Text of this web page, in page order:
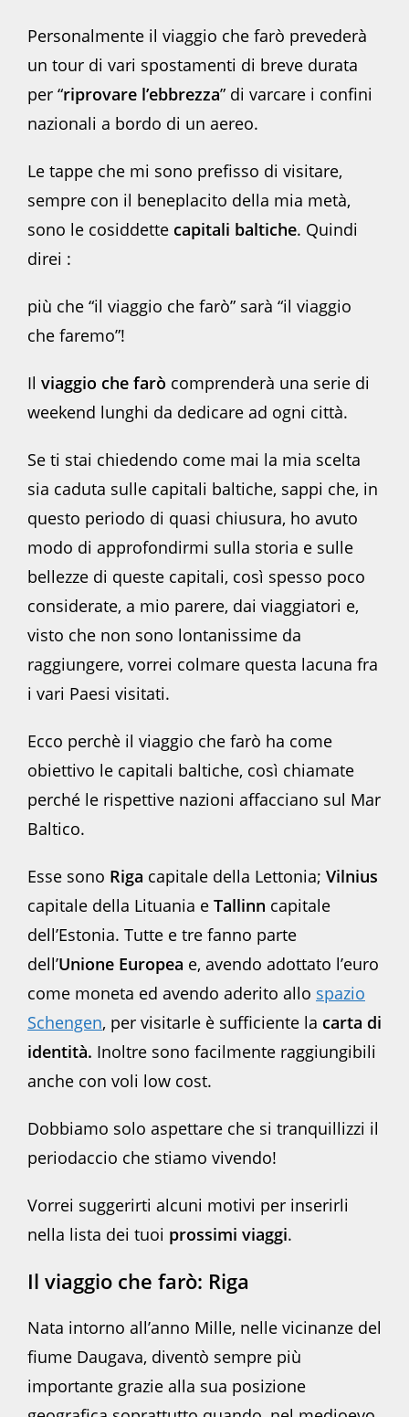
Personalmente il viaggio che farò prevederà
un tour di vari spostamenti di breve durata
per “riprovare l’ebbrezza” di varcare i confini
nazionali a bordo di un aereo.
Le tappe che mi sono prefisso di visitare,
sempre con il beneplacito della mia metà,
sono le cosiddette capitali baltiche. Quindi
direi :
più che “il viaggio che farò” sarà “il viaggio
che faremo”!
Il viaggio che farò comprenderà una serie di
weekend lunghi da dedicare ad ogni città.
Se ti stai chiedendo come mai la mia scelta
sia caduta sulle capitali baltiche, sappi che, in
questo periodo di quasi chiusura, ho avuto
modo di approfondirmi sulla storia e sulle
bellezze di queste capitali, così spesso poco
considerate, a mio parere, dai viaggiatori e,
visto che non sono lontanissime da
raggiungere, vorrei colmare questa lacuna fra
i vari Paesi visitati.
Ecco perchè il viaggio che farò ha come
obiettivo le capitali baltiche, così chiamate
perché le rispettive nazioni affacciano sul Mar
Baltico.
Esse sono Riga capitale della Lettonia; Vilnius
capitale della Lituania e Tallinn capitale
dell’Estonia. Tutte e tre fanno parte
dell’Unione Europea e, avendo adottato l’euro
come moneta ed avendo aderito allo spazio
Schengen, per visitarle è sufficiente la carta di
identità. Inoltre sono facilmente raggiungibili
anche con voli low cost.
Dobbiamo solo aspettare che si tranquillizzi il
periodaccio che stiamo vivendo!
Vorrei suggerirti alcuni motivi per inserirli
nella lista dei tuoi prossimi viaggi.
Il viaggio che farò: Riga
Nata intorno all’anno Mille, nelle vicinanze del
fiume Daugava, diventò sempre più
importante grazie alla sua posizione